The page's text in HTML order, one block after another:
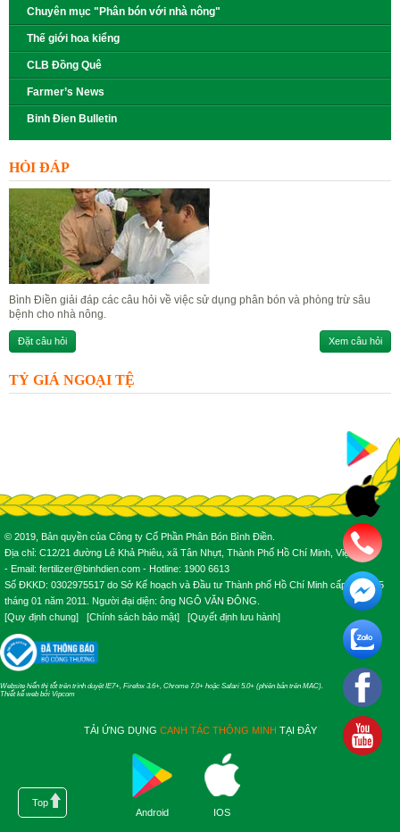
Chuyên mục "Phân bón với nhà nông"
Thế giới hoa kiểng
CLB Đồng Quê
Farmer’s News
Binh Đien Bulletin
HỎI ĐÁP
Bình Điền giải đáp các câu hỏi về việc sử dụng phân bón và phòng trừ sâu
bệnh cho nhà nông.
Đặt câu hỏi Xem câu hỏi
TỶ GIÁ NGOẠI TỆ
Top
© 2019, Bản quyền của Công ty Cổ Phần Phân Bón Bình Điền.
Địa chỉ: C12/21 đường Lê Khả Phiêu, xã Tân Nhựt, Thành Phố Hồ Chí Minh, Việt Nam.
- Email: fertilizer@binhdien.com - Hotline: 1900 6613
Số ĐKKD: 0302975517 do Sở Kế hoạch và Đầu tư Thành phố Hồ Chí Minh cấp ngày 25
tháng 01 năm 2011. Người đại diện: ông NGÔ VĂN ĐÔNG.
[Quy định chung] [Chính sách bảo mật] [Quyết định lưu hành]
Website hiển thị tốt trên trình duyệt IE7+, Firefox 3.6+, Chrome 7.0+ hoặc Safari 5.0+ (phiên bản trên MAC).
Thiết kế webbởi Vipcom
TẢI ỨNG DỤNG CANH TÁC THÔNG MINH TẠI ĐÂY
Android IOS